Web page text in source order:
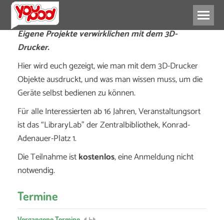
Eigene Projekte verwirklichen mit dem 3D-
Drucker.
Hier wird euch gezeigt, wie man mit dem 3D-Drucker
Objekte ausdruckt, und was man wissen muss, um die
Geräte selbst bedienen zu können.
Für alle Interessierten ab 16 Jahren, Veranstaltungsort
ist das “LibraryLab” der Zentralbibliothek, Konrad-
Adenauer-Platz 1.
Die Teilnahme istkostenlos, eine Anmeldung nicht
notwendig.
Termine